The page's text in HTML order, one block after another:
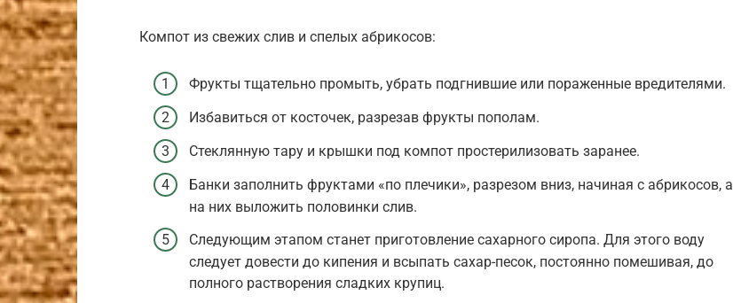
Компот из свежих слив и спелых абрикосов:
Фрукты тщательно промыть, убрать подгнившие или пораженные вредителями.
Избавиться от косточек, разрезав фрукты пополам.
Стеклянную тару и крышки под компот простерилизовать заранее.
Банки заполнить фруктами «по плечики», разрезом вниз, начиная с абрикосов, а
на них выложить половинки слив.
Следующим этапом станет приготовление сахарного сиропа. Для этого воду
следует довести до кипения и всыпать сахар-песок, постоянно помешивая, до
полного растворения сладких крупиц.